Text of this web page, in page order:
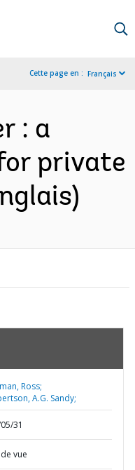
Cette page en : Français
: a
private
Ross;
A.G. Sandy;
31
vue